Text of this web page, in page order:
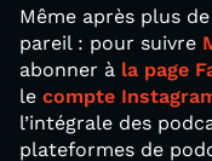
Même après plus
pareil : pour suivre
abonner à la page
le compte
l’intégrale des
plateformes de